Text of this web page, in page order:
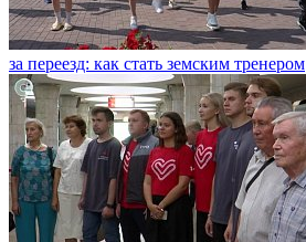
за переезд: как стать земским тренером